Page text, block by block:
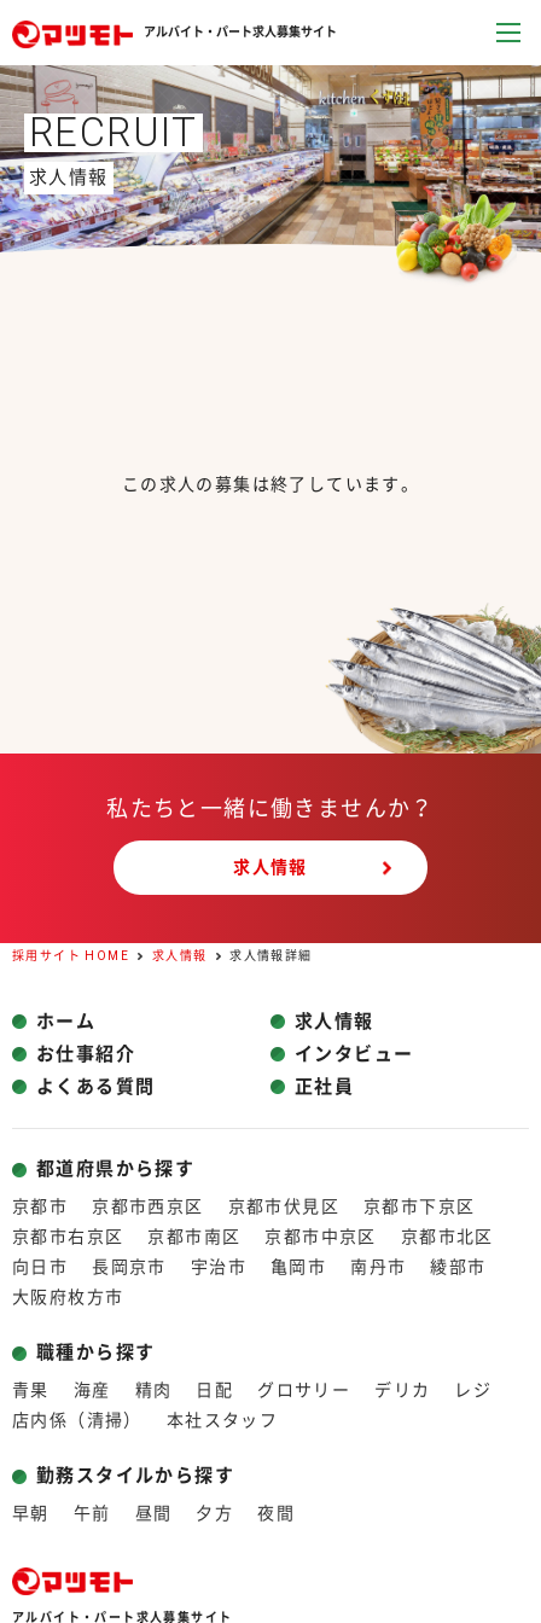
アルバイト・パート求人募集サイト
RECRUIT
求人情報
この求人の募集は終了しています。
私たちと一緒に働きませんか？
求人情報
採用サイト HOME 求人情報 求人情報詳細
ホーム
求人情報
お仕事紹介
インタビュー
よくある質問
正社員
都道府県から探す
京都市 京都市西京区 京都市伏見区
京都市下京区
京都市右京区
京都市南区 京都市中京区
京都市北区
向日市
長岡京市 宇治市 亀岡市 南丹市
綾部市
大阪府枚方市
職種から探す
青果 海産 精肉 日配 グロサリー デリカ
レジ
店内係（清掃）
本社スタッフ
勤務スタイルから探す
早朝 午前 昼間 夕方 夜間
アルバイト・パート求人募集サイト